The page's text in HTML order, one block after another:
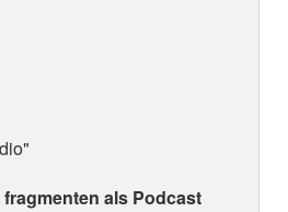
als Podcast